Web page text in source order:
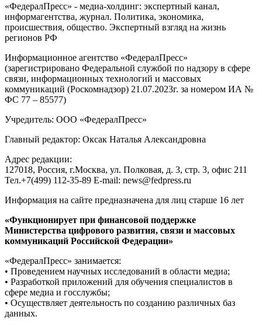
«ФедералПресс» - медиа-холдинг: экспертный канал,
информагентства, журнал. Политика, экономика,
происшествия, общество. Экспертный взгляд на жизнь
регионов РФ
Информационное агентство «ФедералПресс»
(зарегистрировано Федеральной службой по надзору в сфере
связи, информационных технологий и массовых
коммуникаций (Роскомнадзор) 21.07.2023г. за номером ИА №
ФС 77 – 85577)
Учредитель: ООО «ФедералПресс»
Главный редактор: Оксак Наталья Александровна
Адрес редакции:
127018, Россия, г.Москва, ул. Полковая, д. 3, стр. 3, офис 211
Тел.+7(499) 112-35-89 E-mail: news@fedpress.ru
Информация на сайте предназначена для лиц старше 16 лет
«Функционирует при финансовой поддержке
Министерства цифрового развития, связи и массовых
коммуникаций Российской Федерации»
«ФедералПресс» занимается:
• Проведением научных исследований в области медиа;
• Разработкой приложений для обучения специалистов в
сфере медиа и госслужбы;
• Осуществляет деятельность по созданию различных баз
данных.